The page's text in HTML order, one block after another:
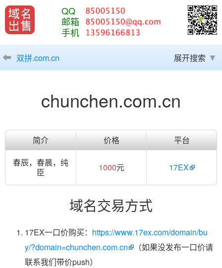
QQ
邮箱
手机
双拼.com.cn 展开搜索
chunchen.com.cn
简介 价格
平台
春辰，春晨，纯
臣
1000元 17EX
域名交易方式
17EX一口价购买： https://www.17ex.com/domain/bu
y/?domain=chunchen.com.cn
（如果没发布一口价请
联系我们带价push）